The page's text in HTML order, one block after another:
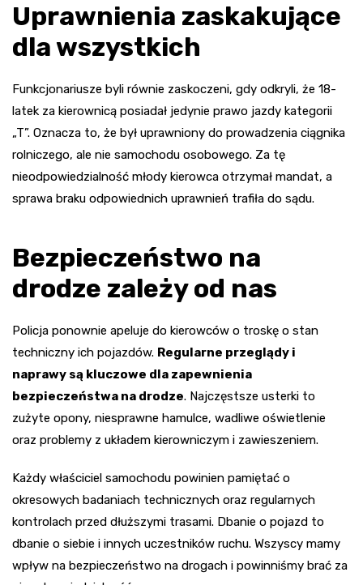
Uprawnienia zaskakujące
dla wszystkich
Funkcjonariusze byli równie zaskoczeni, gdy odkryli, że 18-
latek za kierownicą posiadał jedynie prawo jazdy kategorii
„T”. Oznacza to, że był uprawniony do prowadzenia ciągnika
rolniczego, ale nie samochodu osobowego. Za tę
nieodpowiedzialność młody kierowca otrzymał mandat, a
sprawa braku odpowiednich uprawnień trafiła do sądu.
Bezpieczeństwo na
drodze zależy od nas
Policja ponownie apeluje do kierowców o troskę o stan
techniczny ich pojazdów. Regularne przeglądy i
naprawy są kluczowe dla zapewnienia
bezpieczeństwa na drodze. Najczęstsze usterki to
zużyte opony, niesprawne hamulce, wadliwe oświetlenie
oraz problemy z układem kierowniczym i zawieszeniem.
Każdy właściciel samochodu powinien pamiętać o
okresowych badaniach technicznych oraz regularnych
kontrolach przed dłuższymi trasami. Dbanie o pojazd to
dbanie o siebie i innych uczestników ruchu. Wszyscy mamy
wpływ na bezpieczeństwo na drogach i powinniśmy brać za